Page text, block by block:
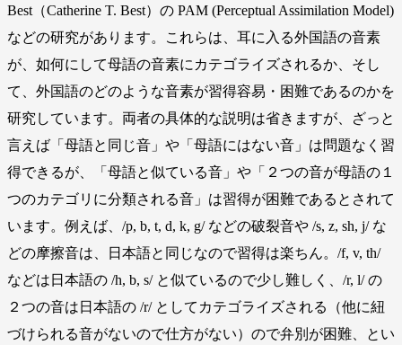
Best（Catherine T. Best）の PAM (Perceptual Assimilation Model)
などの研究があります。これらは、耳に入る外国語の音素
が、如何にして母語の音素にカテゴライズされるか、そし
て、外国語のどのような音素が習得容易・困難であるのかを
研究しています。両者の具体的な説明は省きますが、ざっと
言えば「母語と同じ音」や「母語にはない音」は問題なく習
得できるが、「母語と似ている音」や「２つの音が母語の１
つのカテゴリに分類される音」は習得が困難であるとされて
います。例えば、/p, b, t, d, k, g/ などの破裂音や /s, z, sh, j/ な
どの摩擦音は、日本語と同じなので習得は楽ちん。/f, v, th/
などは日本語の /h, b, s/ と似ているので少し難しく、/r, l/ の
２つの音は日本語の /r/ としてカテゴライズされる（他に紐
づけられる音がないので仕方がない）ので弁別が困難、とい